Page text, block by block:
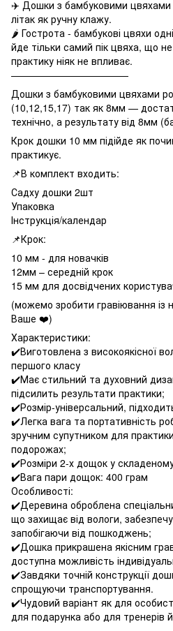
✈️ Дошки з бамбуковими
літак як ручну клажу.
🌶 Гострота - бамбукові цвяхи
йде тільки самий пік цвяха, що
практику ніяк не впливає.
————————————
Дошки з бамбуковими цвяхами
(10,12,15,17) так як 8мм —
технічно, а результату від 8мм
Крок дошки 10 мм підійде як
практикує.
📌В комплект входить:
Садху дошки 2шт
Упаковка
Інструкція/календар
📌Крок:
10 мм - для новачків
12мм – середній крок
15 мм для досвідчених
(можемо зробити гравіювання із
Ваше ❤️)
Характеристики:
✔️Виготовлена з високоякісної
першого класу
✔️Має стильний та духовний
підсилить результати практики;
✔️Розмір-універсальний,
✔️Легка вага та портативність
зручним супутником для
подорожах;
✔️Розміри 2-х дощок у
✔️Вага пари дощок: 400 грам
Особливості:
✔️Деревина оброблена
що захищає від вологи,
запобігаючи від пошкоджень;
✔️Дошка прикрашена якісним
доступна можливість
✔️Завдяки точній конструкції
спрощуючи транспортування.
✔️Чудовий варіант як для
для подарунка або для тренерів